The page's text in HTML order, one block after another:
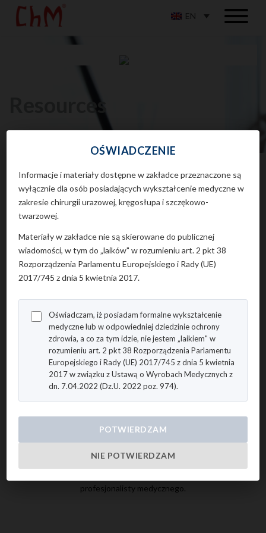
EN
Resources
Resources Catalogues of instruments
Catalogues of implants
Catalogues of instruments
Instructions for use
Certificates
Brochures
profesjonalisty medycznego.
OŚWIADCZENIE
Informacje i materiały dostępne w zakładce przeznaczone są
wyłącznie dla osób posiadających wykształcenie medyczne w
zakresie chirurgii urazowej, kręgosłupa i szczękowo-
twarzowej.
Materiały w zakładce nie są skierowane do publicznej
wiadomości, w tym do „laików" w rozumieniu art. 2 pkt 38
Rozporządzenia Parlamentu Europejskiego i Rady (UE)
2017/745 z dnia 5 kwietnia 2017.
Oświadczam, iż posiadam formalne wykształcenie
medyczne lub w odpowiedniej dziedzinie ochrony
zdrowia, a co za tym idzie, nie jestem „laikiem" w
rozumieniu art. 2 pkt 38 Rozporządzenia Parlamentu
Europejskiego i Rady (UE) 2017/745 z dnia 5 kwietnia
2017 w związku z Ustawą o Wyrobach Medycznych z
dn. 7.04.2022 (Dz.U. 2022 poz. 974).
POTWIERDZAM
NIE POTWIERDZAM